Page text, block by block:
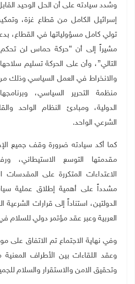
وشدد سيادته على أن الحل الوحيد
إسرائيل الكامل من قطاع غزة،
تولي كامل مسؤولياتها في القطاع،
مشيراً إلى أن “حركة حماس لن
التالي”، وأن على الحركة تسليم
والانخراط في العمل السياسي وذلك من
منظمة التحرير السياسي،
الدولية، ومبادئ النظام الواحد
الشرعي الواحد.
كما أكد سيادته ضرورة وقف جميع
مقدمتها التوسع
الاعتداءات المتكررة على المقدسات
مشدداً على أهمية إطلاق عملية
الدولتين، استناداً إلى قرارات الشرعية
العربية وعبر عقد مؤتمر دولي للسلام
وفي نهاية الاجتماع تم الاتفاق على
وعقد اللقاءات بين الأطراف
وتحقيق الامن والاستقرار والسلام